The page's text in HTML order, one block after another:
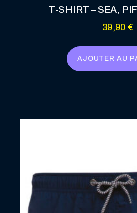
T-SHIRT – SEA,
39,90 €
AJOUTER AU
Les